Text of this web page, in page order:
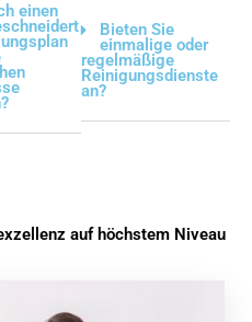
einen
Bieten Sie
einmalige oder
regelmäßige
Reinigungsdienste
an?
auf höchstem Niveau